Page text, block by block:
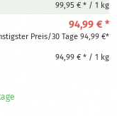
99,95 € * / 1 kg
94,99 € *
Preis/30 Tage 94,99 €*
94,99 € * / 1 kg